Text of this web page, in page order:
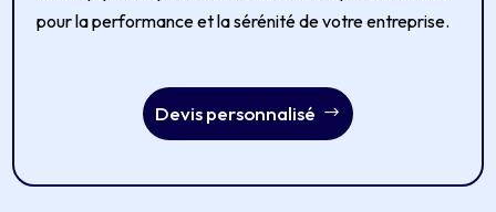
pour la performance et la sérénité de votre entreprise.
Devis personnalisé